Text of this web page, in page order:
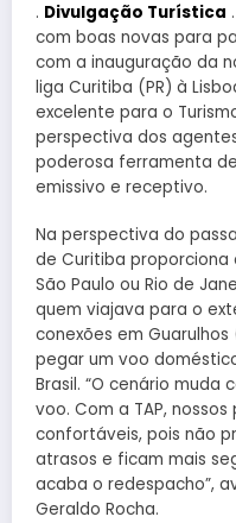
. Divulgação Turística
com boas novas para
com a inauguração da
liga Curitiba (PR) à
excelente para o
perspectiva dos
poderosa ferramenta
emissivo e receptivo.
Na perspectiva do
de Curitiba proporciona
São Paulo ou Rio de
quem viajava para o
conexões em
pegar um voo
Brasil. “O cenário
voo. Com a TAP,
confortáveis, pois não
atrasos e ficam mais
acaba o redespacho”,
Geraldo Rocha.